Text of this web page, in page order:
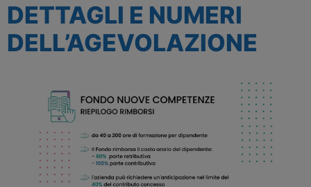
DETTAGLI E NUMERI
DELL’AGEVOLAZIONE